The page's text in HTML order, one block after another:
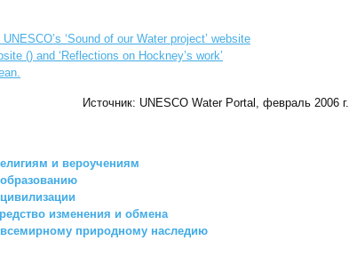
‘Sound of our Water project’ website
() and ‘Reflections on Hockney’s work’
Источник: UNESCO Water Portal, февраль 2006 г.
и вероучениям
изменения и обмена
природному наследию